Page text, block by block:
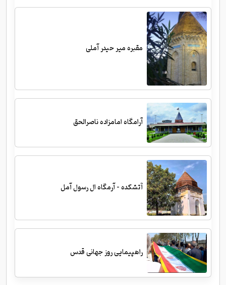
مقبره میر حیدر آملی
آرامگاه امامزاده ناصرالحق
آتشکده - آرمگاه ال رسول آمل
راهپیمایی روز جهانی قدس